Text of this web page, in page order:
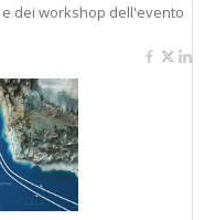
dei workshop dell'evento